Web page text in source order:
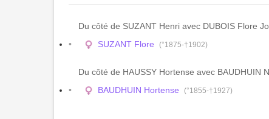
Du côté de SUZANT Henri avec DUBOIS Flore
SUZANT Flore
(°1875-†1902)
Du côté de HAUSSY Hortense avec BAUDHUIN
BAUDHUIN Hortense
(°1855-†1927)